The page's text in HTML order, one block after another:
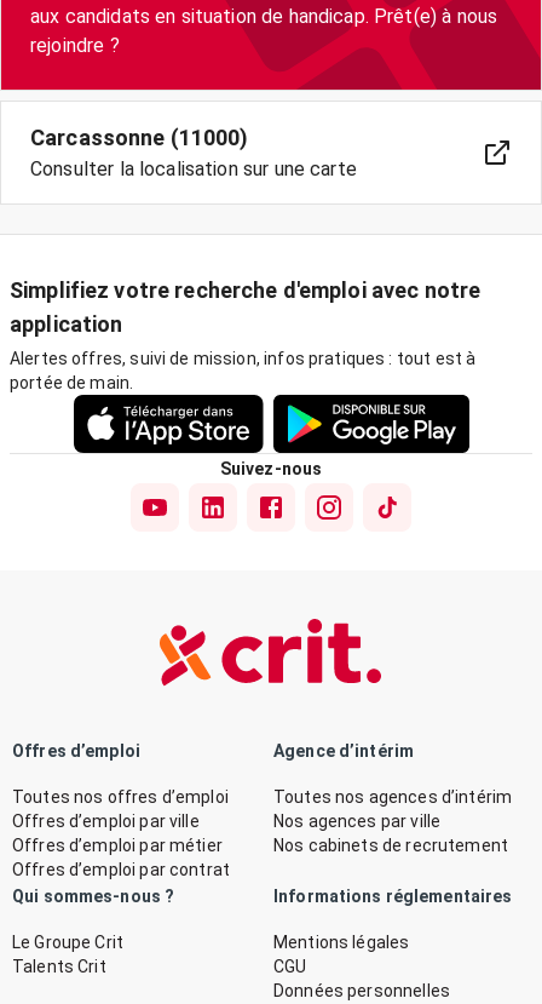
aux candidats en situation de handicap. Prêt(e) à nous
Carcassonne (11000)
Consulter la localisation sur une carte
Simplifiez votre recherche d'emploi avec notre
application
Alertes offres, suivi de mission, infos pratiques : tout est à
portée de main.
Suivez-nous
Offres d’emploi
Toutes nos offres d’emploi
Offres d’emploi par ville
Offres d’emploi par métier
Offres d’emploi par contrat
Agence d’intérim
Toutes nos agences d’intérim
Nos agences par ville
Nos cabinets de recrutement
Qui sommes-nous ?
Le Groupe Crit
Talents Crit
Informations réglementaires
Mentions légales
CGU
Données personnelles